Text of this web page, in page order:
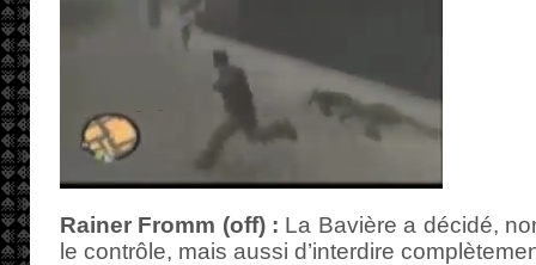
Rainer Fromm (off) : La Bavière a décidé,
le contrôle, mais aussi d’interdire